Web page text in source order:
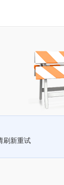
刷新重试